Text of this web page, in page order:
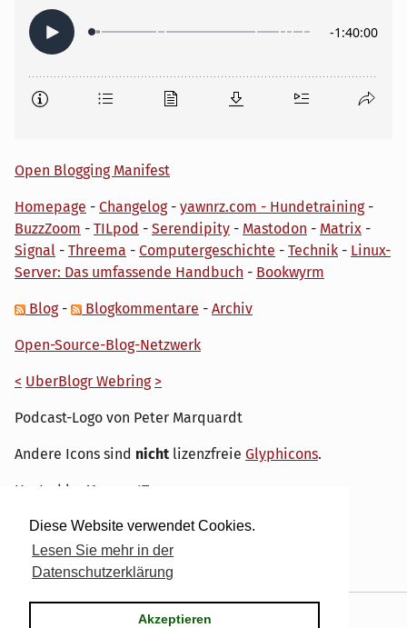
Diese Website verwendet Cookies.
Lesen Sie mehr in der
Datenschutzerklärung
Akzeptieren
Open Blogging Manifest
Homepage - Changelog- yawnrz.com - Hundetraining-
BuzzZoom - TILpod - Serendipity - Mastodon - Matrix -
Signal - Threema - Computergeschichte - Technik - Linux-
Server: Das umfassende Handbuch - Bookwyrm
Blog- Blogkommentare - Archiv
Open-Source-Blog-Netzwerk
< UberBlogr Webring >
Podcast-Logo von Peter Marquardt
Andere Icons sind nicht lizenzfreie Glyphicons.
Hosted by My own IT.
Serendipity& the dirk